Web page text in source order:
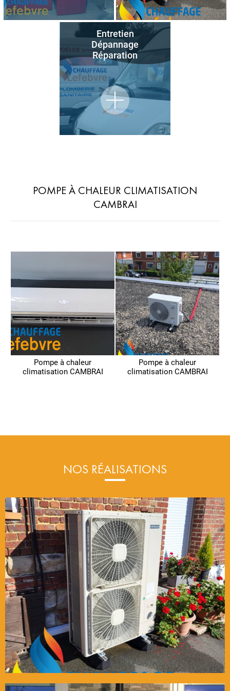
Entretien
Dépannage
Réparation
POMPE À CHALEUR CLIMATISATION
CAMBRAI
Pompe à chaleur
climatisation CAMBRAI
Pompe à chaleur
climatisation CAMBRAI
NOS RÉALISATIONS